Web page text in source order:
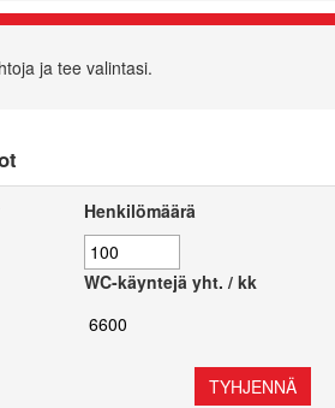
ja tee valintasi.
Henkilömäärä
WC-käyntejä yht. / kk
TYHJENNÄ